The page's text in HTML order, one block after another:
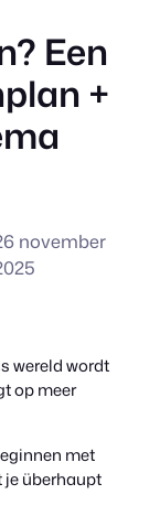
Een
+
november
wereld wordt
op meer
met
je überhaupt